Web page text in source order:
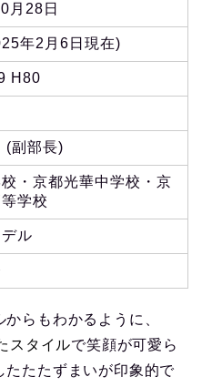
月28日
年2月6日現在)
H80
(副部長)
・京都光華中学校・京
学校
ル
らもわかるように、
スタイルで笑顔が可愛ら
たたたずまいが印象的で